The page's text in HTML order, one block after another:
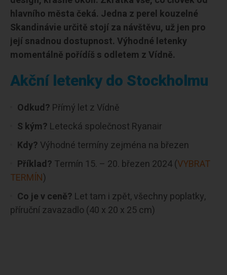
hlavního města čeká. Jedna z perel kouzelné
Skandinávie určitě stojí za návštěvu, už jen pro
její snadnou dostupnost. Výhodné letenky
momentálně pořídíš s odletem z Vídně.
Akční letenky do Stockholmu
Odkud? Přímý let z Vídně
S kým? Letecká společnost Ryanair
Kdy? Výhodné termíny zejména na březen
Příklad? Termín 15. – 20. březen 2024 (VYBRAT
TERMÍN)
Co je v ceně? Let tam i zpět, všechny poplatky,
příruční zavazadlo (40 x 20 x 25 cm)